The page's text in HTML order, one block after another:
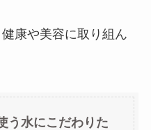
康や美容に取り組ん
う水にこだわりた